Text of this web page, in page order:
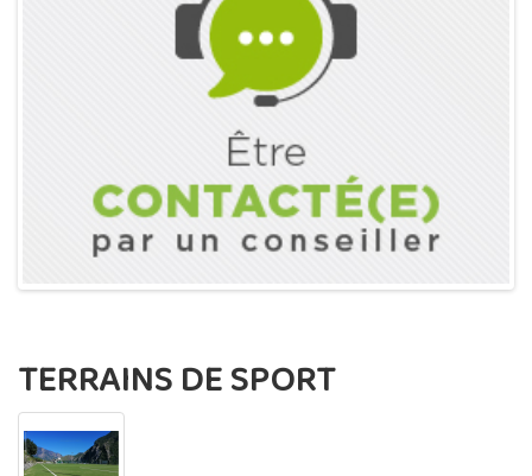
TERRAINS DE SPORT